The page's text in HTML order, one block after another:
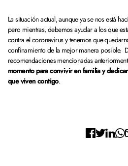
La situación actual, aunque ya se nos está
pero mientras, debemos ayudar a los que
contra el coronavirus y tenemos que
confinamiento de la mejor manera posible.
recomendaciones mencionadas
momento para convivir en familia y
que viven contigo.